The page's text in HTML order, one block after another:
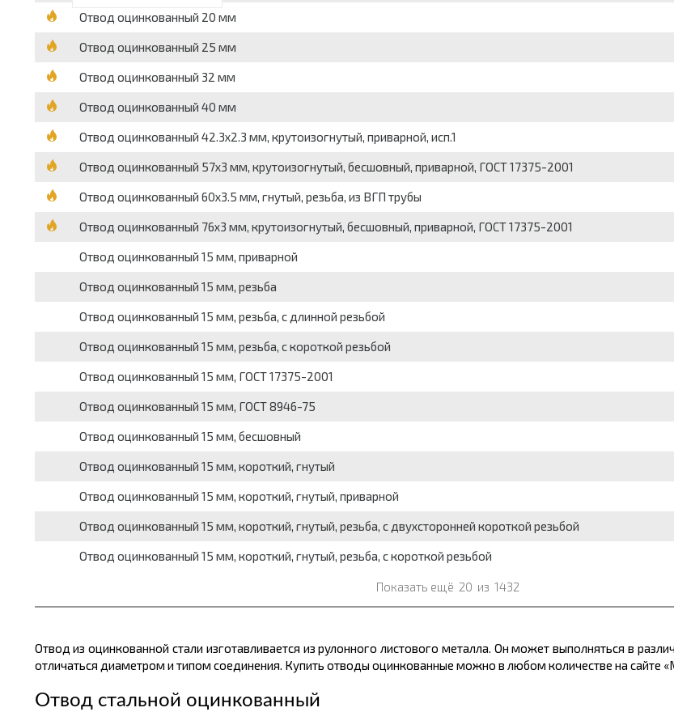
Отвод оцинкованный 20 мм
Отвод оцинкованный 25 мм
Отвод оцинкованный 32 мм
Отвод оцинкованный 40 мм
Отвод оцинкованный 42.3x2.3 мм, крутоизогнутый, приварной, исп.1
Отвод оцинкованный 57x3 мм, крутоизогнутый, бесшовный, приварной, ГОСТ 17375-2001
Отвод оцинкованный 60x3.5 мм, гнутый, резьба, из ВГП трубы
Отвод оцинкованный 76x3 мм, крутоизогнутый, бесшовный, приварной, ГОСТ 17375-2001
Отвод оцинкованный 15 мм, приварной
Отвод оцинкованный 15 мм, резьба
Отвод оцинкованный 15 мм, резьба, с длинной резьбой
Отвод оцинкованный 15 мм, резьба, с короткой резьбой
Отвод оцинкованный 15 мм, ГОСТ 17375-2001
Отвод оцинкованный 15 мм, ГОСТ 8946-75
Отвод оцинкованный 15 мм, бесшовный
Отвод оцинкованный 15 мм, короткий, гнутый
Отвод оцинкованный 15 мм, короткий, гнутый, приварной
Отвод оцинкованный 15 мм, короткий, гнутый, резьба, с двухсторонней короткой резьбой
Отвод оцинкованный 15 мм, короткий, гнутый, резьба, с короткой резьбой
Показать ещё 20 из 1432
Отвод из оцинкованной стали изготавливается из рулонного листового металла. Он может выполняться в
отличаться диаметром и типом соединения. Купить отводы оцинкованные можно в любом количестве на сайте
Отвод стальной оцинкованный